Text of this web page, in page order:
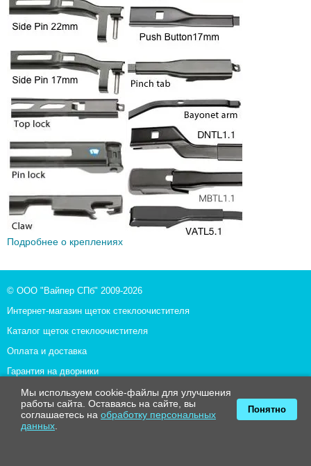
Подробнее о креплениях
© ООО "Вайпер СПб" 2009-2026
Интернет-магазин щеток стеклоочистителя
Каталог щеток стеклоочистителя
Оплата и доставка
Гарантия на дворники
О компании
Использование материалов разрешено только с письменного
разрешения администрации сайта www.MirDvornikov.ru
Мы используем cookie-файлы для улучшения
работы сайта. Оставаясь на сайте, вы
соглашаетесь на обработку персональных
данных
Понятно